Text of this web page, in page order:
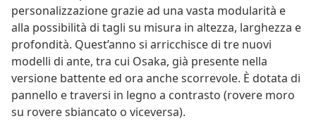
personalizzazione grazie ad una vasta modularità e
alla possibilità di tagli su misura in altezza, larghezza e
profondità. Quest’anno si arricchisce di tre nuovi
modelli di ante, tra cui Osaka, già presente nella
versione battente ed ora anche scorrevole. È dotata di
pannello e traversi in legno a contrasto (rovere moro
su rovere sbiancato o viceversa).